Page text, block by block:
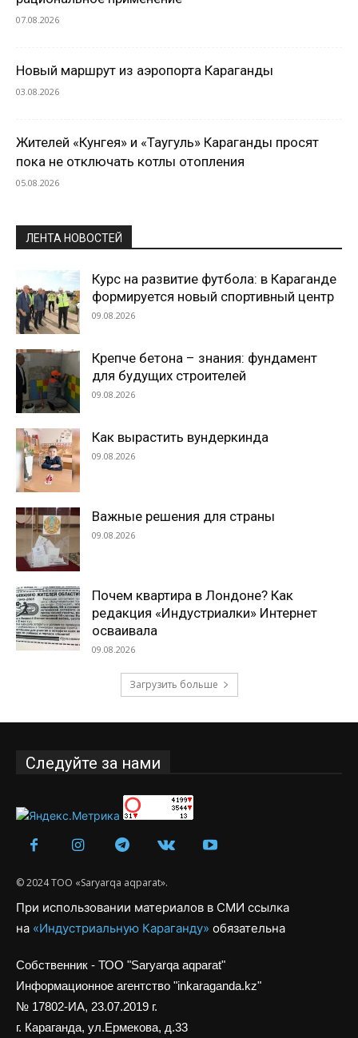
07.08.2026
Новый маршрут из аэропорта Караганды
03.08.2026
Жителей «Кунгея» и «Таугуль» Караганды просят
пока не отключать котлы отопления
05.08.2026
ЛЕНТА НОВОСТЕЙ
Курс на развитие футбола: в Караганде
формируется новый спортивный центр
09.08.2026
Крепче бетона – знания: фундамент
для будущих строителей
09.08.2026
Как вырастить вундеркинда
09.08.2026
Важные решения для страны
09.08.2026
Почем квартира в Лондоне? Как
редакция «Индустриалки» Интернет
осваивала
09.08.2026
Загрузить больше
Следуйте за нами
© 2024 ТОО «Saryarqa aqparat».
При использовании материалов в СМИ ссылка
на «Индустриальную Караганду» обязательна
Собственник - ТОО "Saryarqa aqparat"
Информационное агентство "inkaraganda.kz"
№ 17802-ИА, 23.07.2019 г.
г. Караганда, ул.Ермекова, д.33